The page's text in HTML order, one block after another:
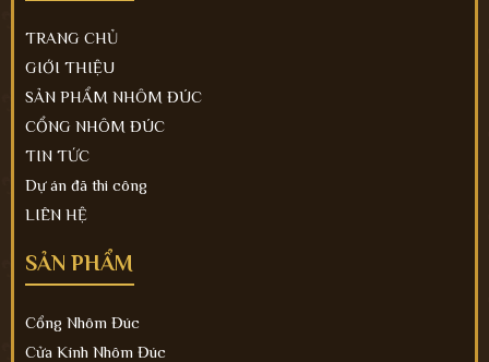
TRANG CHỦ
GIỚI THIỆU
SẢN PHẨM NHÔM ĐÚC
CỔNG NHÔM ĐÚC
TIN TỨC
Dự án đã thi công
LIÊN HỆ
SẢN PHẨM
Cổng Nhôm Đúc
Cửa Kính Nhôm Đúc